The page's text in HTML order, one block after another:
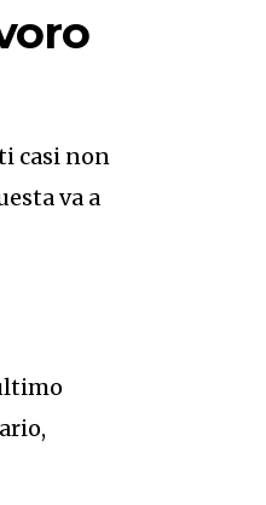
casi non
va a